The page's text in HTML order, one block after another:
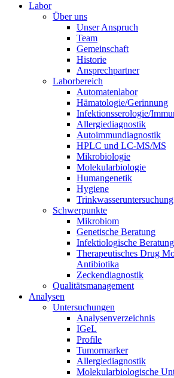
Labor
Über uns
Unser Anspruch
Team
Gemeinschaft
Historie
Ansprechpartner
Laborbereich
Automatenlabor
Hämatologie/Gerinnung
Infektionsserologie/
Allergiediagnostik
Autoimmundiagnostik
HPLC und LC-MS/MS
Mikrobiologie
Molekularbiologie
Humangenetik
Hygiene
Trinkwasseruntersuchung
Schwerpunkte
Mikrobiom
Genetische Beratung
Infektiologische
Therapeutisches Drug
Antibiotika
Zeckendiagnostik
Qualitätsmanagement
Analysen
Untersuchungen
Analysenverzeichnis
IGeL
Profile
Tumormarker
Allergiediagnostik
Molekularbiologische